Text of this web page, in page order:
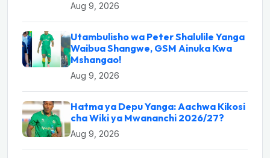
Aug 9, 2026
Utambulisho wa Peter Shalulile Yanga
Waibua Shangwe, GSM Ainuka Kwa
Mshangao!
Aug 9, 2026
Hatma ya Depu Yanga: Aachwa Kikosi
cha Wiki ya Mwananchi 2026/27?
Aug 9, 2026